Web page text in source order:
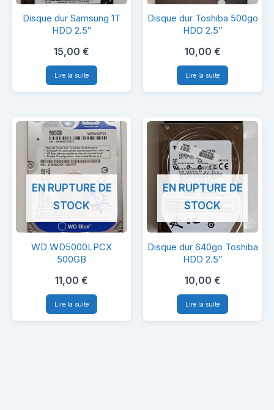
Disque
dur
Samsung
1T
HDD
Disque dur Samsung 1T
HDD 2.5″
15,00 €
Lire la suite
Disque
dur
Toshiba
500go
HDD
Disque dur Toshiba 500go
HDD 2.5″
10,00 €
Lire la suite
WD
WD5000LPCX
500GB
EN RUPTURE DE
STOCK
WD WD5000LPCX
500GB
11,00 €
Lire la suite
Disque
dur
640go
Toshiba
HDD
EN RUPTURE DE
STOCK
Disque dur 640go Toshiba
HDD 2.5″
10,00 €
Lire la suite